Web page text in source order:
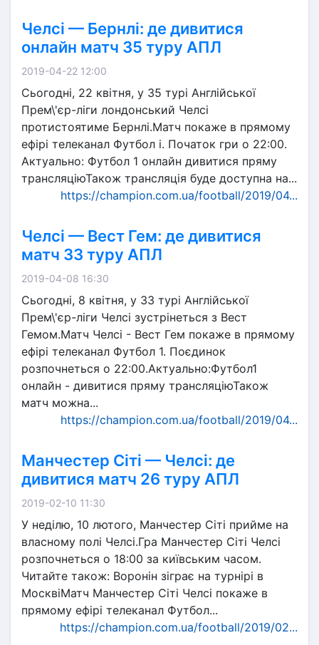
Челсі — Бернлі: де дивитися
онлайн матч 35 туру АПЛ
2019-04-22 12:00
Сьогодні, 22 квітня, у 35 турі Англійської
Прем\'єр-ліги лондонський Челсі
протистоятиме Бернлі.Матч покаже в прямому
ефірі телеканал Футбол і. Початок гри о 22:00.
Актуально: Футбол 1 онлайн дивитися пряму
трансляціюТакож трансляція буде доступна на...
https://champion.com.ua/football/2019/04...
Челсі — Вест Гем: де дивитися
матч 33 туру АПЛ
2019-04-08 16:30
Сьогодні, 8 квітня, у 33 турі Англійської
Прем\'єр-ліги Челсі зустрінеться з Вест
Гемом.Матч Челсі - Вест Гем покаже в прямому
ефірі телеканал Футбол 1. Поєдинок
розпочнеться о 22:00.Актуально:Футбол1
онлайн - дивитися пряму трансляціюТакож
матч можна...
https://champion.com.ua/football/2019/04...
Манчестер Сіті — Челсі: де
дивитися матч 26 туру АПЛ
2019-02-10 11:30
У неділю, 10 лютого, Манчестер Сіті прийме на
власному полі Челсі.Гра Манчестер Сіті Челсі
розпочнеться о 18:00 за київським часом.
Читайте також: Воронін зіграє на турнірі в
МосквіМатч Манчестер Сіті Челсі покаже в
прямому ефірі телеканал Футбол...
https://champion.com.ua/football/2019/02...